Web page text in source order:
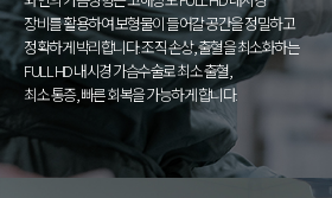
장비를 활용하여 보형물이 들어갈 공간을 정밀하고
정확하게 박리합니다. 조직 손상, 출혈을 최소화하는
FULL HD 내시경 가슴수술로 최소 출혈,
최소 통증, 빠른 회복을 가능하게 합니다.